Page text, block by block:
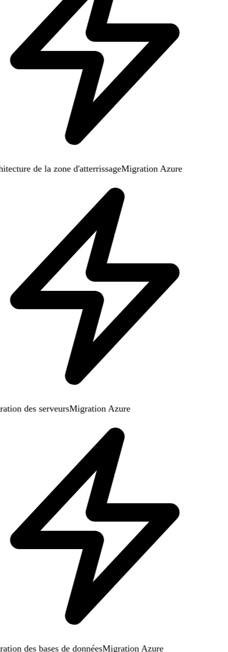
de la zone d'atterrissageMigration Azure
des serveursMigration Azure
des bases de donnéesMigration Azure